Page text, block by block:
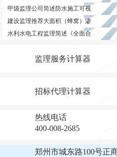
甲级监理公司简述防水施工可视
建设监理推荐大面积（蜂窝）渗
水利水电工程监理简述《全面合
监理服务计算器
招标代理计算器
热线电话
400-008-2685
郑州市城东路100号正